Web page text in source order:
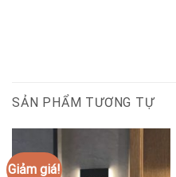
SẢN PHẨM TƯƠNG TỰ
Giảm giá!